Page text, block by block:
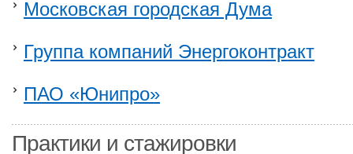
Московская городская Дума
Группа компаний Энергоконтракт
ПАО «Юнипро»
Практики и стажировки